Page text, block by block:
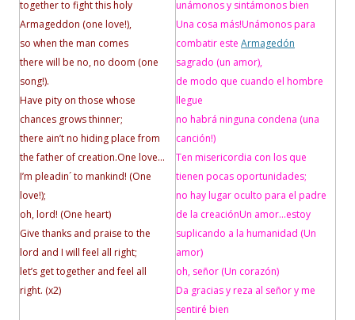
together to fight this holy
Armageddon (one love!),
so when the man comes
there will be no, no doom (one
song!).
Have pity on those whose
chances grows thinner;
there ain’t no hiding place from
the father of creation.One love…
I’m pleadin´ to mankind! (One
love!);
oh, lord! (One heart)
Give thanks and praise to the
lord and I will feel all right;
let’s get together and feel all
right. (x2)
unámonos y sintámonos bien
Una cosa más!Unámonos para
combatir este Armagedón
sagrado (un amor),
de modo que cuando el hombre
llegue
no habrá ninguna condena (una
canción!)
Ten misericordia con los que
tienen pocas oportunidades;
no hay lugar oculto para el padre
de la creaciónUn amor…estoy
suplicando a la humanidad (Un
amor)
oh, señor (Un corazón)
Da gracias y reza al señor y me
sentiré bien